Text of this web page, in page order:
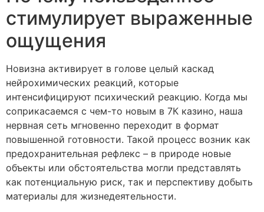
стимулирует выраженные
ощущения
Новизна активирует в голове целый каскад
нейрохимических реакций, которые
интенсифицируют психический реакцию. Когда мы
соприкасаемся с чем-то новым в 7К казино, наша
нервная сеть мгновенно переходит в формат
повышенной готовности. Такой процесс возник как
предохранительная рефлекс – в природе новые
объекты или обстоятельства могли представлять
как потенциальную риск, так и перспективу добыть
материалы для жизнедеятельности.